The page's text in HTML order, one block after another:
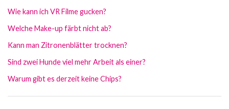
Wie kann ich VR Filme gucken?
Welche Make-up färbt nicht ab?
Kann man Zitronenblätter trocknen?
Sind zwei Hunde viel mehr Arbeit als einer?
Warum gibt es derzeit keine Chips?